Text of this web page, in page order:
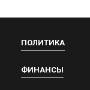
ПОЛИТИКА
ФИНАНСЫ